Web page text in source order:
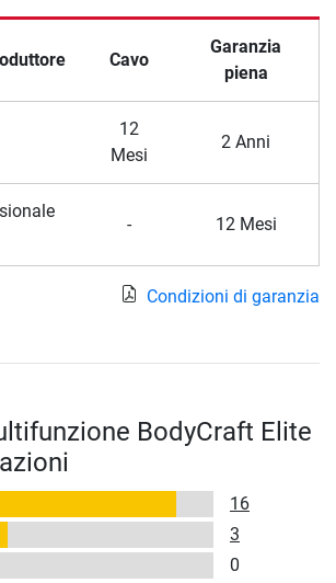
Cavo
Garanzia
piena
12
Mesi
2 Anni
- 12 Mesi
Condizioni di garanzia
BodyCraft Elite
16
3
0